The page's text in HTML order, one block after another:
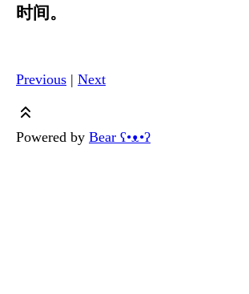
时间。
Previous | Next
Powered by Bear ʕ•ᴥ•ʔ